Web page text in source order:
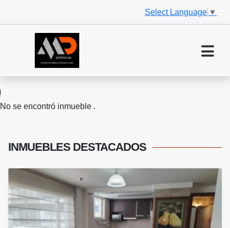
Select Language ▼
No se encontró inmueble .
INMUEBLES DESTACADOS